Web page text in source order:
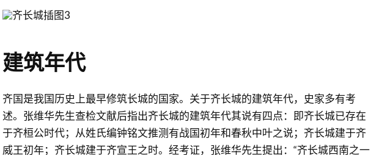
建筑年代
齐国是我国历史上最早修筑长城的国家。关于齐长城的建筑年代，史家多有考
述。张维华先生查检文献后指出齐长城的建筑年代其说有四点：即齐长城已存在
于齐桓公时代；从姓氏编钟铭文推测有战国初年和春秋中叶之说；齐长城建于齐
威王初年；齐长城建于齐宣王之时。经考证，张维华先生提出：“齐长城西南之一